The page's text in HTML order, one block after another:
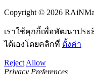
Copyright © 2026
เราใช้คุกกี้เพื่อพัฒนาปร
ได้เองโดยคลิกที่ ตั้งค่า
Reject Allow
Privacy Preferences